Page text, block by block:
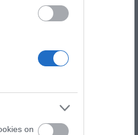
on
a meg a
Izraelben